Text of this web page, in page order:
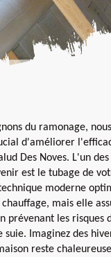
du ramonage,
d'améliorer
Des Noves. L'un
est le tubage de
moderne
mais elle
prévenant les risques
suie. Imaginez des
reste